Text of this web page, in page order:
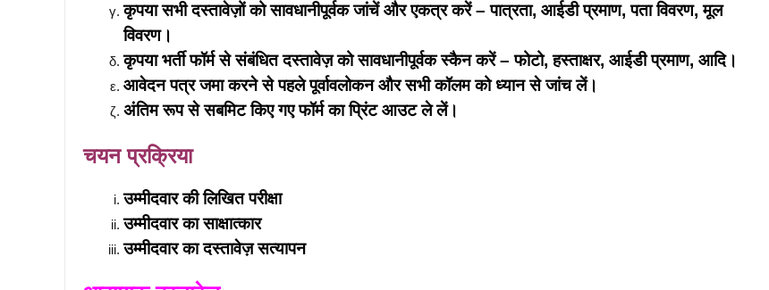
कृपया सभी दस्तावेज़ों को सावधानीपूर्वक जांचें और एकत्र करें – पात्रता, आईडी प्रमाण, पता विवरण, मूल
विवरण।
कृपया भर्ती फॉर्म से संबंधित दस्तावेज़ को सावधानीपूर्वक स्कैन करें – फोटो, हस्ताक्षर, आईडी प्रमाण, आदि।
आवेदन पत्र जमा करने से पहले पूर्वावलोकन और सभी कॉलम को ध्यान से जांच लें।
अंतिम रूप से सबमिट किए गए फॉर्म का प्रिंट आउट ले लें।
चयन प्रक्रिया
उम्मीदवार की लिखित परीक्षा
उम्मीदवार का साक्षात्कार
उम्मीदवार का दस्तावेज़ सत्यापन